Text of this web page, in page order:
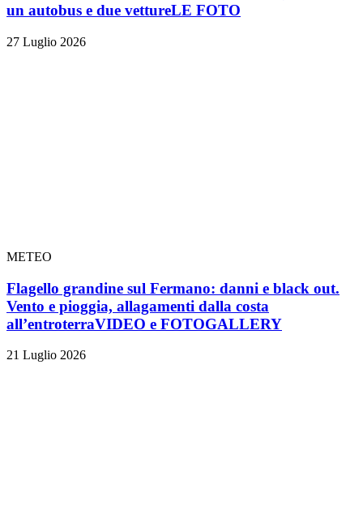
un autobus e due vettureLE FOTO
27 Luglio 2026
METEO
Flagello grandine sul Fermano: danni e black out.
Vento e pioggia, allagamenti dalla costa
all’entroterraVIDEO e FOTOGALLERY
21 Luglio 2026